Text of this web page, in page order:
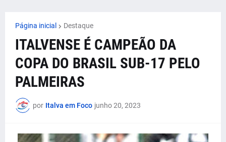
Página inicial Destaque
ITALVENSE É CAMPEÃO DA
COPA DO BRASIL SUB-17 PELO
PALMEIRAS
por Italva em Foco junho 20, 2023